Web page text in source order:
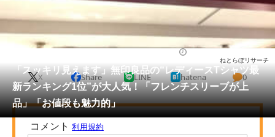
住まい
動物
会員記事
メディア
注目記事を集めた総合ページ
「スッキリ見えます」無印良品の“レディースTシャツ最
新ランキング1位”が大人気！「フレンチスリーブが上
品」「お値段も魅力的」
ねとらぼリサーチ
X Share LINE hatena 0